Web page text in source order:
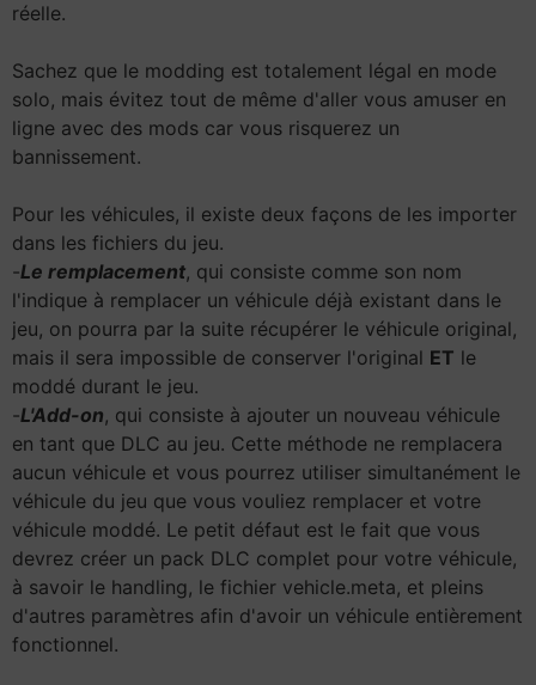
réelle.
Sachez que le modding est totalement légal en mode
solo, mais évitez tout de même d'aller vous amuser en
ligne avec des mods car vous risquerez un
bannissement.
Pour les véhicules, il existe deux façons de les importer
dans les fichiers du jeu.
-Le remplacement, qui consiste comme son nom
l'indique à remplacer un véhicule déjà existant dans le
jeu, on pourra par la suite récupérer le véhicule original,
mais il sera impossible de conserver l'original ET le
moddé durant le jeu.
-L'Add-on, qui consiste à ajouter un nouveau véhicule
en tant que DLC au jeu. Cette méthode ne remplacera
aucun véhicule et vous pourrez utiliser simultanément le
véhicule du jeu que vous vouliez remplacer et votre
véhicule moddé. Le petit défaut est le fait que vous
devrez créer un pack DLC complet pour votre véhicule,
à savoir le handling, le fichier vehicle.meta, et pleins
d'autres paramètres afin d'avoir un véhicule entièrement
fonctionnel.